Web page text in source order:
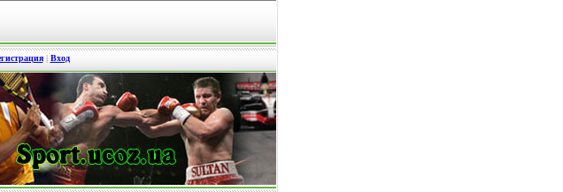
| Вход